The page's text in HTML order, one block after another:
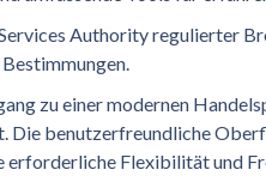
Authority regulierter
zu einer modernen
Die benutzerfreundliche
erforderliche Flexibilität und